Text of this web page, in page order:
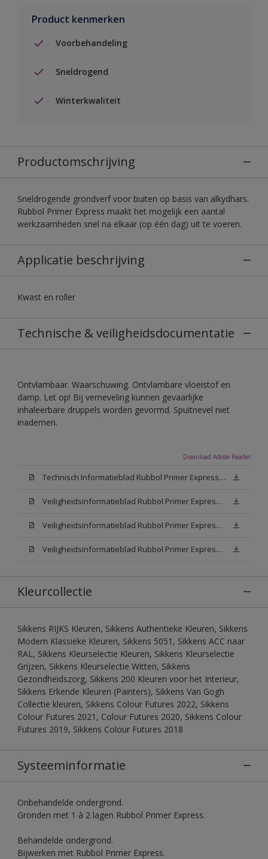
Product kenmerken
Voorbehandeling
Sneldrogend
Winterkwaliteit
Productomschrijving
Sneldrogende grondverf voor buiten op basis van alkydhars.
Rubbol Primer Express maakt het mogelijk een aantal
werkzaamheden snel na elkaar (op één dag) uit te voeren.
Applicatie beschrijving
Kwast en roller
Technische & veiligheidsdocumentatie
Ontvlambaar. Waarschuwing. Ontvlambare vloeistof en
damp. Let op! Bij verneveling kunnen gevaarlijke
inhaleerbare druppels worden gevormd. Spuitnevel niet
inademen.
Download Adobe Reader
Technisch Informatieblad Rubbol Primer Express (PDF)
Veiligheidsinformatieblad Rubbol Primer Express White (MSDS)
Veiligheidsinformatieblad Rubbol Primer Express W05 (MSDS)
Veiligheidsinformatieblad Rubbol Primer Express N00 (MSDS)
Kleurcollectie
Sikkens RIJKS Kleuren, Sikkens Authentieke Kleuren, Sikkens
Modern Klassieke Kleuren, Sikkens 5051, Sikkens ACC naar
RAL, Sikkens Kleurselectie Kleuren, Sikkens Kleurselectie
Grijzen, Sikkens Kleurselectie Witten, Sikkens
Gezondheidszorg, Sikkens 200 Kleuren voor het Interieur,
Sikkens Erkende Kleuren (Painters), Sikkens Van Gogh
Collectie kleuren, Sikkens Colour Futures 2022, Sikkens
Colour Futures 2021, Colour Futures 2020, Sikkens Colour
Futures 2019, Sikkens Colour Futures 2018
Systeeminformatie
Onbehandelde ondergrond.
Gronden met 1 à 2 lagen Rubbol Primer Express.
Behandelde ondergrond.
Bijwerken met Rubbol Primer Express.